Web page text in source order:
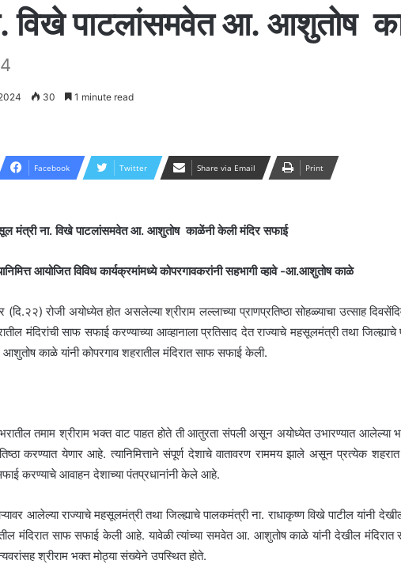
विखे पाटलांसमवेत आ. आशुतोष
30 1 minute read
Facebook Twitter Share via Email Print
मंत्री ना. विखे पाटलांसमवेतआ. आशुतोष काळेंनी केली मंदिर सफाई
आयोजित विविध कार्यक्रमांमध्येकोपरगावकरांनी सहभागी व्हावे -आ.आशुतोष काळे
(दि.२२) रोजी अयोध्येत होत असलेल्या श्रीराम लल्लाच्या प्राणप्रतिष्ठा सोहळ्याचा उत्साह
मंदिरांची साफ सफाई करण्याच्या आव्हानाला प्रतिसाद देत राज्याचे महसूलमंत्री तथा
काळे यांनी कोपरगाव शहरातील मंदिरात साफ सफाई केली.
तमाम श्रीराम भक्त वाट पाहत होते ती आतुरता संपली असून अयोध्येत उभारण्यात आलेल्या
करण्यात येणार आहे. त्यानिमित्ताने संपूर्ण देशाचे वातावरण राममय झाले असून प्रत्येक
करण्याचे आवाहन देशाच्या पंतप्रधानांनी केले आहे.
आलेल्या राज्याचे महसूलमंत्री तथा जिल्ह्याचे पालकमंत्री ना. राधाकृष्ण विखे पाटील यांनी
मंदिरात साफ सफाई केली आहे. यावेळी त्यांच्या समवेत आ. आशुतोष काळे यांनी देखील मंदिरात
श्रीराम भक्त मोठ्या संख्येने उपस्थित होते.